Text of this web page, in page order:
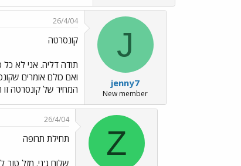
J
jenny7
New member
26/4/04
קונסרטה
ואם כולם אומרים
המחיר של קונסרטה זו הבעיה העיקרית או
Z
26/4/04
תחילת תרופה